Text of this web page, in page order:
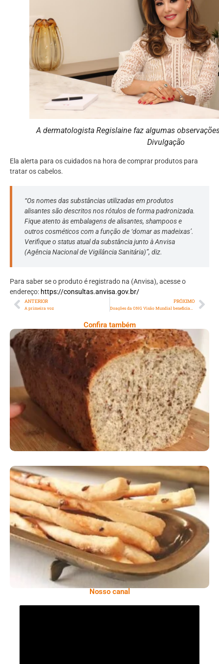
A dermatologista Regislaine faz algumas
Divulgação
Ela alerta para os cuidados na hora de comprar produtos para
tratar os cabelos.
“Os nomes das substâncias utilizadas em produtos
alisantes são descritos nos rótulos de forma padronizada.
Fique atento às embalagens de alisantes, shampoos e
outros cosméticos com a função de ‘domar as madeixas’.
Verifique o status atual da substância junto à Anvisa
(Agência Nacional de Vigilância Sanitária)”, diz.
Para saber se o produto é registrado na (Anvisa), acesse o
endereço: https://consultas.anvisa.gov.br/
ANTERIOR
A primeira voz
PRÓXIMO
Confira também
Comer Bem: Pão Low Carb
Comer Bem: Palitinhos De Cebola E Salsa
Nosso canal